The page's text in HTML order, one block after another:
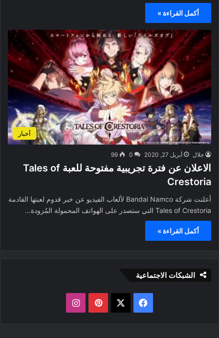
أكمل القراءة »
أخبار
جلال أبريل 27, 2020 0
99
الاعلان عن فترة تجريبية مفتوحة للعبة Tales of
Crestoria
أعلنت شركة Bandai Namco لألعاب الفيديو عن خبر قدوم لعبتها القادمة
Tales of Crestoria التي ستصدر على الهواتف المحمولة المُزودة…
أكمل القراءة »
الشبكات الاجتماعية